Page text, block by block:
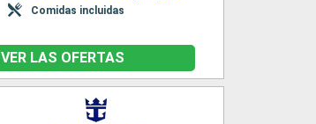
Comidas incluidas
VER LAS OFERTAS